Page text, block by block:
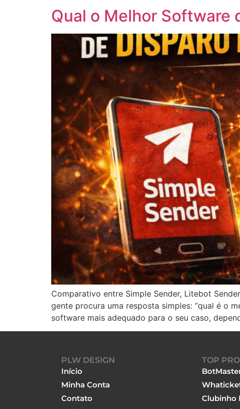
Qual o Melhor Software
Comparativo entre Simple Sender, Litebot
gente procura uma resposta simples: “qual é o
software mais adequado para o seu caso,
PLW DESIGN
Início
Minha Conta
Contato
TOP
Clubinho